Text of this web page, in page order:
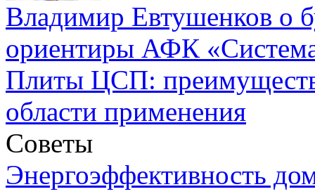
Владимир Евтушенков о
ориентиры АФК
Плиты ЦСП:
области применения
Советы
Энергоэффективность